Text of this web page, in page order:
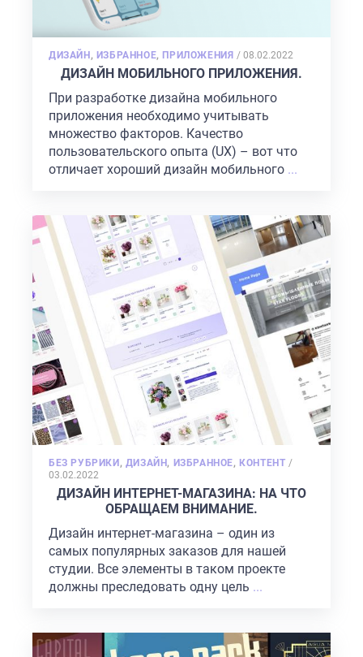
ДИЗАЙН , ИЗБРАННОЕ, ПРИЛОЖЕНИЯ /POSTED
ON
08.02.2022
ДИЗАЙН МОБИЛЬНОГО ПРИЛОЖЕНИЯ.
При разработке дизайна мобильного
приложения необходимо учитывать
множество факторов. Качество
пользовательского опыта (UX) – вот что
отличает хороший дизайн мобильного ...
БЕЗ РУБРИКИ , ДИЗАЙН , ИЗБРАННОЕ, КОНТЕНТ /POSTED
03.02.2022
ДИЗАЙН ИНТЕРНЕТ-МАГАЗИНА: НА ЧТО
ОБРАЩАЕМ ВНИМАНИЕ.
Дизайн интернет-магазина – один из
самых популярных заказов для нашей
студии. Все элементы в таком проекте
должны преследовать одну цель ...